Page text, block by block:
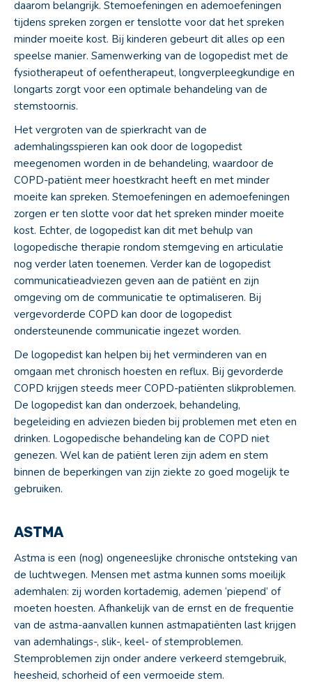
daarom belangrijk. Stemoefeningen en ademoefeningen
tijdens spreken zorgen er tenslotte voor dat het spreken
minder moeite kost. Bij kinderen gebeurt dit alles op een
speelse manier. Samenwerking van de logopedist met de
fysiotherapeut of oefentherapeut, longverpleegkundige en
longarts zorgt voor een optimale behandeling van de
stemstoornis.
Het vergroten van de spierkracht van de
ademhalingsspieren kan ook door de logopedist
meegenomen worden in de behandeling, waardoor de
COPD-patiënt meer hoestkracht heeft en met minder
moeite kan spreken. Stemoefeningen en ademoefeningen
zorgen er ten slotte voor dat het spreken minder moeite
kost. Echter, de logopedist kan dit met behulp van
logopedische therapie rondom stemgeving en articulatie
nog verder laten toenemen. Verder kan de logopedist
communicatieadviezen geven aan de patiënt en zijn
omgeving om de communicatie te optimaliseren. Bij
vergevorderde COPD kan door de logopedist
ondersteunende communicatie ingezet worden.
De logopedist kan helpen bij het verminderen van en
omgaan met chronisch hoesten en reflux. Bij gevorderde
COPD krijgen steeds meer COPD-patiënten slikproblemen.
De logopedist kan dan onderzoek, behandeling,
begeleiding en adviezen bieden bij problemen met eten en
drinken. Logopedische behandeling kan de COPD niet
genezen. Wel kan de patiënt leren zijn adem en stem
binnen de beperkingen van zijn ziekte zo goed mogelijk te
gebruiken.
ASTMA
Astma is een (nog) ongeneeslijke chronische ontsteking van
de luchtwegen. Mensen met astma kunnen soms moeilijk
ademhalen: zij worden kortademig, ademen ‘piepend’ of
moeten hoesten. Afhankelijk van de ernst en de frequentie
van de astma-aanvallen kunnen astmapatiënten last krijgen
van ademhalings-, slik-, keel- of stemproblemen.
Stemproblemen zijn onder andere verkeerd stemgebruik,
heesheid, schorheid of een vermoeide stem.